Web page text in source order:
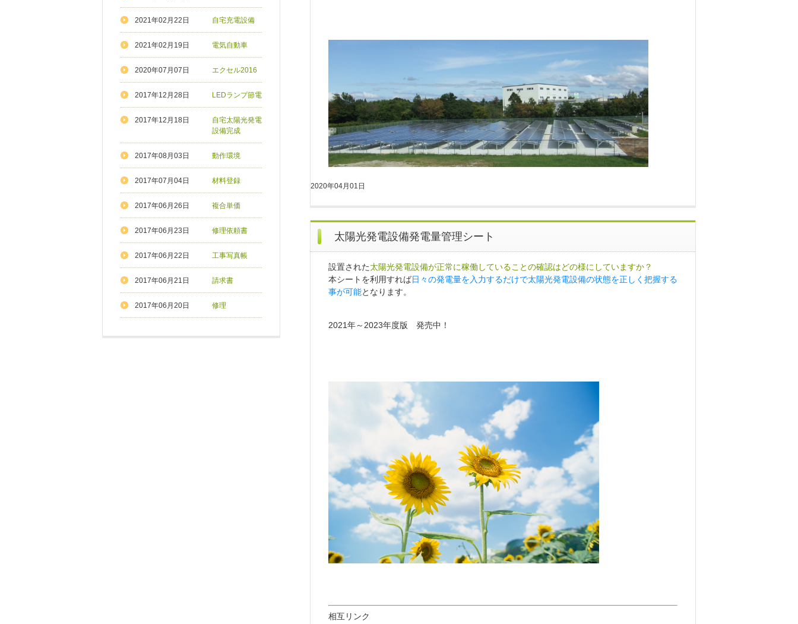
2020年04月01日
太陽光発電設備発電量管理シート
設置された太陽光発電設備が正常に稼働していることの確認はどの様にしていますか？
本シートを利用すれば日々の発電量を入力するだけで太陽光発電設備の状態を正しく把握する
事が可能となります。
2021年～2023年度版 発売中！
相互リンク
2021年02月22日 自宅充電設備
2021年02月19日 電気自動車
2020年07月07日 エクセル2016
2017年12月28日 LEDランプ節電
2017年12月18日
自宅太陽光発電
設備完成
2017年08月03日 動作環境
2017年07月04日 材料登録
2017年06月26日 複合単価
2017年06月23日 修理依頼書
2017年06月22日 工事写真帳
2017年06月21日 請求書
2017年06月20日 修理